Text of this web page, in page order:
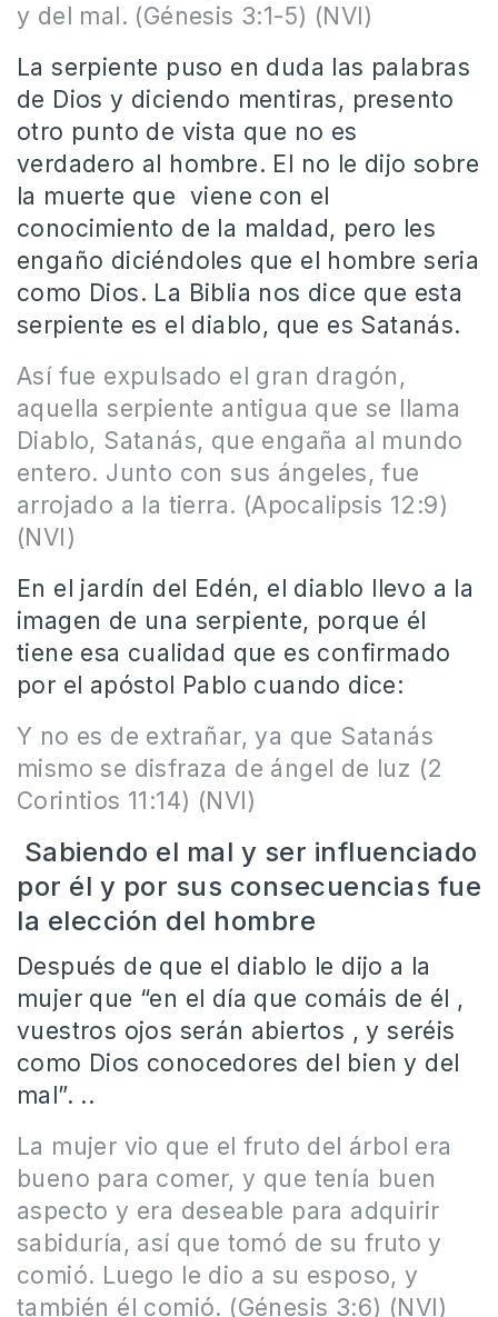
y del mal. (Génesis 3:1-5) (NVI)
La serpiente puso en duda las palabras
de Dios y diciendo mentiras, presento
otro punto de vista que no es
verdadero al hombre. El no le dijo sobre
la muerte que viene con el
conocimiento de la maldad, pero les
engaño diciéndoles que el hombre seria
como Dios. La Biblia nos dice que esta
serpiente es el diablo, que es Satanás.
Así fue expulsado el gran dragón,
aquella serpiente antigua que se llama
Diablo, Satanás, que engaña al mundo
entero. Junto con sus ángeles, fue
arrojado a la tierra. (Apocalipsis 12:9)
(NVI)
En el jardín del Edén, el diablo llevo a la
imagen de una serpiente, porque él
tiene esa cualidad que es confirmado
por el apóstol Pablo cuando dice:
Y no es de extrañar, ya que Satanás
mismo se disfraza de ángel de luz (2
Corintios 11:14) (NVI)
Sabiendo el mal y ser influenciado
por él y por sus consecuencias fue
la elección del hombre
Después de que el diablo le dijo a la
mujer que “en el día que comáis de él ,
vuestros ojos serán abiertos , y seréis
como Dios conocedores del bien y del
mal”. ..
La mujer vio que el fruto del árbol era
bueno para comer, y que tenía buen
aspecto y era deseable para adquirir
sabiduría, así que tomó de su fruto y
comió. Luego le dio a su esposo, y
también él comió. (Génesis 3:6) (NVI)